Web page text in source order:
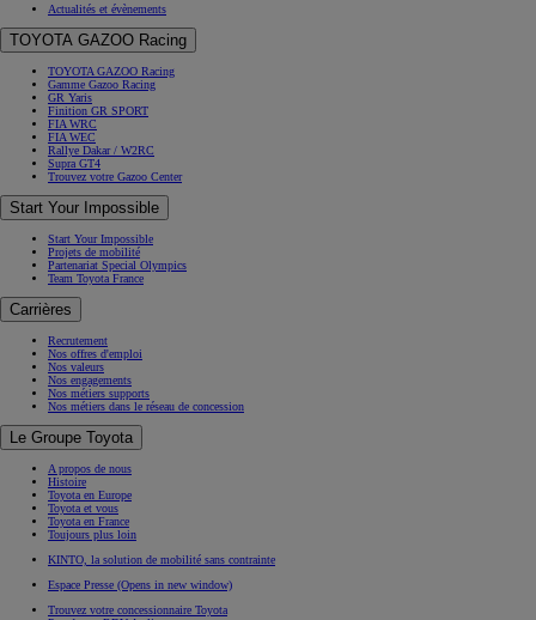
Actualités et évènements
TOYOTA GAZOO Racing
TOYOTA GAZOO Racing
Gamme Gazoo Racing
GR Yaris
Finition GR SPORT
FIA WRC
FIA WEC
Rallye Dakar / W2RC
Supra GT4
Trouvez votre Gazoo Center
Start Your Impossible
Start Your Impossible
Projets de mobilité
Partenariat Special Olympics
Team Toyota France
Carrières
Recrutement
Nos offres d'emploi
Nos valeurs
Nos engagements
Nos métiers supports
Nos métiers dans le réseau de concession
Le Groupe Toyota
A propos de nous
Histoire
Toyota en Europe
Toyota et vous
Toyota en France
Toujours plus loin
KINTO, la solution de mobilité sans contrainte
Espace Presse (Opens in new window)
Trouvez votre concessionnaire Toyota